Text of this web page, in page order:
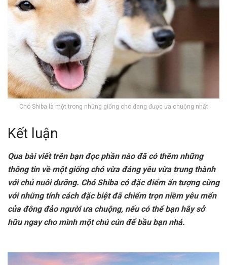
Chó Shiba là một trong những giống chó đang được ưa chuộng nhất
Kết luận
Qua bài viết trên bạn đọc phần nào đã có thêm những
thông tin về một giống chó vừa đáng yêu vừa trung thành
với chủ nuôi dưỡng. Chó Shiba có đặc điểm ấn tượng cùng
với những tính cách đặc biệt đã chiếm trọn niềm yêu mến
của đông đảo người ưa chuộng, nếu có thể bạn hãy sở
hữu ngay cho mình một chú cún để bầu bạn nhá.